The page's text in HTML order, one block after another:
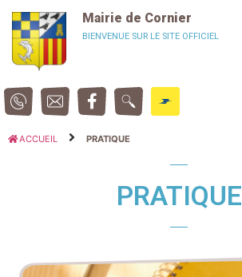
Mairie de Cornier
BIENVENUE SUR LE SITE OFFICIEL
ACCUEIL PRATIQUE
PRATIQUE
Panneau de gestion des cookies